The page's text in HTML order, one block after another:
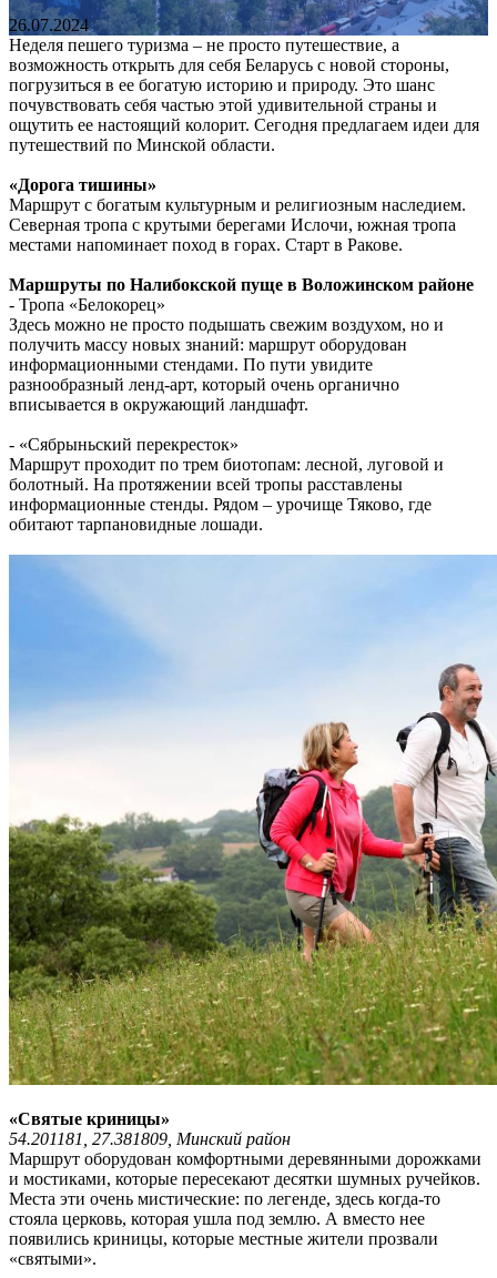
26.07.2024
Неделя пешего туризма – не просто путешествие, а
возможность открыть для себя Беларусь с новой стороны,
погрузиться в ее богатую историю и природу. Это шанс
почувствовать себя частью этой удивительной страны и
ощутить ее настоящий колорит. Сегодня предлагаем идеи для
путешествий по Минской области.
«Дорога тишины»
Маршрут с богатым культурным и религиозным наследием.
Северная тропа с крутыми берегами Ислочи, южная тропа
местами напоминает поход в горах. Старт в Ракове.
Маршруты по Налибокской пуще в Воложинском районе
- Тропа «Белокорец»
Здесь можно не просто подышать свежим воздухом, но и
получить массу новых знаний: маршрут оборудован
информационными стендами. По пути увидите
разнообразный ленд-арт, который очень органично
вписывается в окружающий ландшафт.
- «Сябрыньский перекресток»
Маршрут проходит по трем биотопам: лесной, луговой и
болотный. На протяжении всей тропы расставлены
информационные стенды. Рядом – урочище Тяково, где
обитают тарпановидные лошади.
«Святые криницы»
54.201181, 27.381809, Минский район
Маршрут оборудован комфортными деревянными дорожками
и мостиками, которые пересекают десятки шумных ручейков.
Места эти очень мистические: по легенде, здесь когда-то
стояла церковь, которая ушла под землю. А вместо нее
появились криницы, которые местные жители прозвали
«святыми».